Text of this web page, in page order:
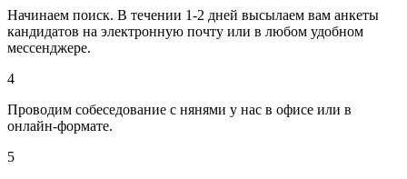
Начинаем поиск. В течении 1-2 дней высылаем вам анкеты
кандидатов на электронную почту или в любом удобном
мессенджере.
4
Проводим собеседование с нянями у нас в офисе или в
онлайн-формате.
5